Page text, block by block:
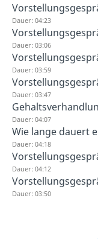
Dauer: 04:23
Dauer: 03:06
Dauer: 03:59
Dauer: 03:47
Dauer: 04:07
Wie lange dauert
Dauer: 04:18
Dauer: 04:12
Dauer: 03:50